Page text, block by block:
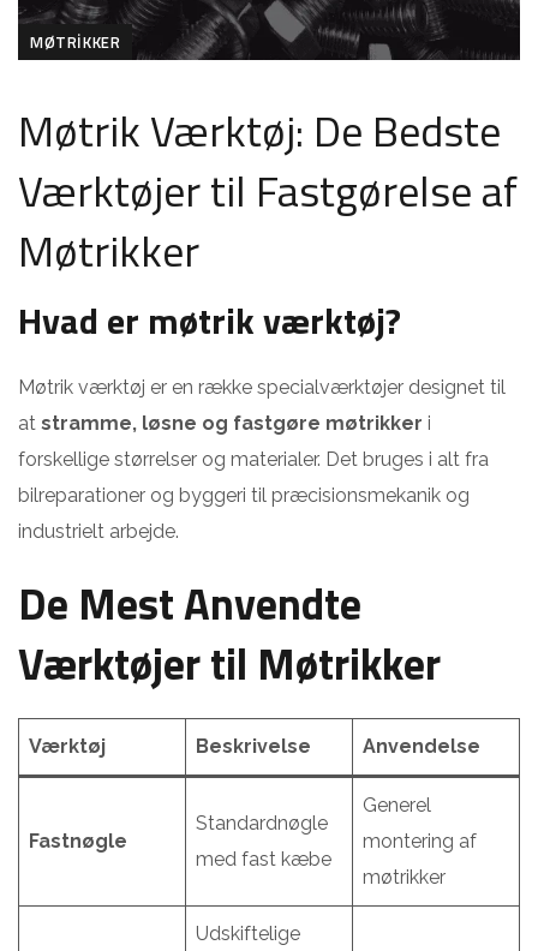
MØTRIKKER
Møtrik Værktøj: De Bedste
Værktøjer til Fastgørelse af
Møtrikker
Hvad er møtrik værktøj?
Møtrik værktøj er en række specialværktøjer designet til
at stramme, løsne og fastgøre møtrikker i
forskellige størrelser og materialer. Det bruges i alt fra
bilreparationer og byggeri til præcisionsmekanik og
industrielt arbejde.
De Mest Anvendte
Værktøjer til Møtrikker
Værktøj Beskrivelse Anvendelse
Fastnøgle
Standardnøgle
med fast kæbe
Generel
montering af
møtrikker
Udskiftelige